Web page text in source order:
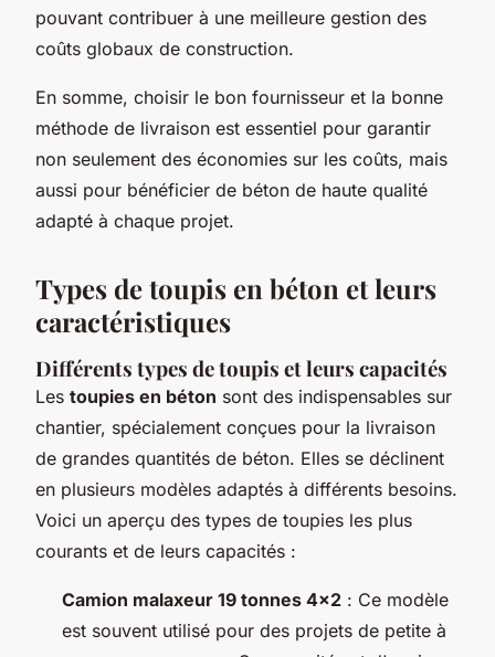
pouvant contribuer à une meilleure gestion des
coûts globaux de construction.
En somme, choisir le bon fournisseur et la bonne
méthode de livraison est essentiel pour garantir
non seulement des économies sur les coûts, mais
aussi pour bénéficier de béton de haute qualité
adapté à chaque projet.
Types de toupis en béton et leurs
caractéristiques
Différents types de toupis et leurs capacités
Les toupies en béton sont des indispensables sur
chantier, spécialement conçues pour la livraison
de grandes quantités de béton. Elles se déclinent
en plusieurs modèles adaptés à différents besoins.
Voici un aperçu des types de toupies les plus
courants et de leurs capacités :
Camion malaxeur 19 tonnes 4x2 : Ce modèle
est souvent utilisé pour des projets de petite à